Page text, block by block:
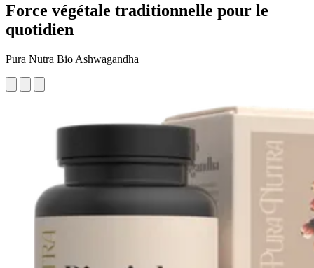
Force végétale traditionnelle pour le
quotidien
Pura Nutra Bio Ashwagandha